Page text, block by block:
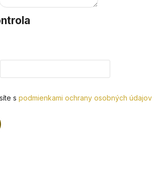
s podmienkami ochrany osobných údajov